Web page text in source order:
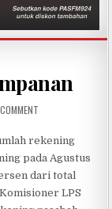
rekening
pada Agustus
dari total
LPS